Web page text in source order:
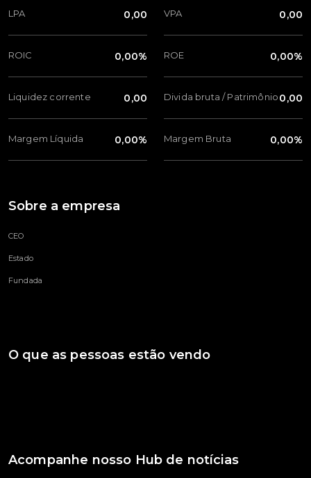
LPA 0,00
ROIC 0,00%
Liquidez corrente 0,00
Margem Líquida 0,00%
VPA 0,00
ROE 0,00%
Divida bruta / Patrimônio0,00
Margem Bruta 0,00%
Sobre a empresa
CEO
Estado
Fundada
O que as pessoas estão vendo
Acompanhe nosso Hub de notícias